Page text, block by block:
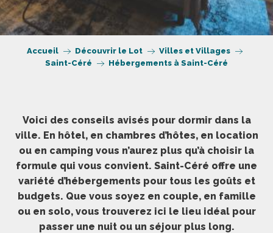
Accueil Découvrir le Lot
Villes et Villages
Saint-Céré
Hébergements à Saint-Céré
Voici des conseils avisés pour dormir dans la
ville. En hôtel, en chambres d’hôtes, en location
ou en camping vous n’aurez plus qu’à choisir la
formule qui vous convient. Saint-Céré offre une
variété d’hébergements pour tous les goûts et
budgets. Que vous soyez en couple, en famille
ou en solo, vous trouverez ici le lieu idéal pour
passer une nuit ou un séjour plus long.